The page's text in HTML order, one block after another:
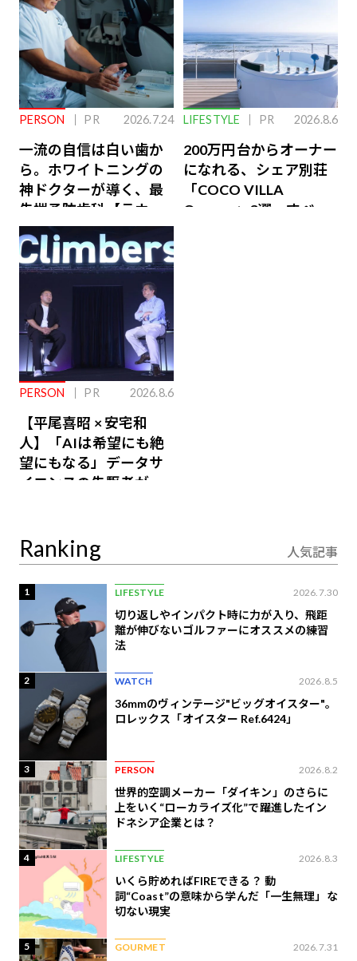
PERSON PR 2026.7.24
一流の自信は白い歯か
ら。ホワイトニングの
神ドクターが導く、最
先端予防歯科【ラウン
ジ会員特典あり】
LIFESTYLE PR 2026.8.6
200万円台からオーナー
になれる、シェア別荘
「COCO VILLA
Owners」3選。すべて
PERSON PR 2026.8.6
【平尾喜昭 × 安宅和
人】「AIは希望にも絶
望にもなる」データサ
イエンスの先駆者が語
Ranking 人気記事
1 LIFESTYLE 2026.7.30
切り返しやインパクト時に力が入り、飛距
離が伸びないゴルファーにオススメの練習
法
2 WATCH 2026.8.5
36mmのヴィンテージ"ビッグオイスター"。
ロレックス「オイスター Ref.6424」
3 PERSON 2026.8.2
世界的空調メーカー「ダイキン」のさらに
上をいく“ローカライズ化”で躍進したイン
ドネシア企業とは？
4 LIFESTYLE 2026.8.3
いくら貯めればFIREできる？ 動
詞“Coast”の意味から学んだ「一生無理」な
切ない現実
5 GOURMET 2026.7.31